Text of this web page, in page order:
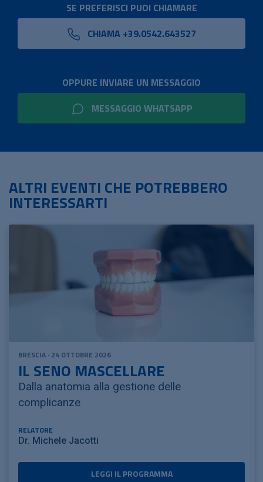
SE PREFERISCI PUOI CHIAMARE
CHIAMA +39.0542.643527
OPPURE INVIARE UN MESSAGGIO
MESSAGGIO WHATSAPP
ALTRI EVENTI CHE POTREBBERO
INTERESSARTI
BRESCIA · 24 OTTOBRE 2026
IL SENO MASCELLARE
Dalla anatomia alla gestione delle
complicanze
RELATORE
Dr. Michele Jacotti
LEGGI IL PROGRAMMA